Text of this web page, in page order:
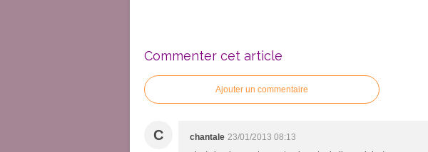
Commenter cet article
Ajouter un commentaire
C chantale 23/01/2013 08:13